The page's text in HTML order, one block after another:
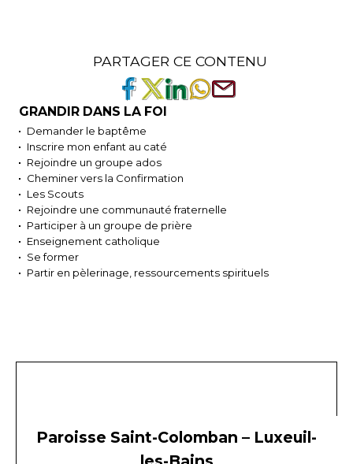
PARTAGER CE CONTENU
GRANDIR DANS LA FOI
Demander le baptême
Inscrire mon enfant au caté
Rejoindre un groupe ados
Cheminer vers la Confirmation
Les Scouts
Rejoindre une communauté fraternelle
Participer à un groupe de prière
Enseignement catholique
Se former
Partir en pèlerinage, ressourcements spirituels
Paroisse Saint-Colomban – Luxeuil-